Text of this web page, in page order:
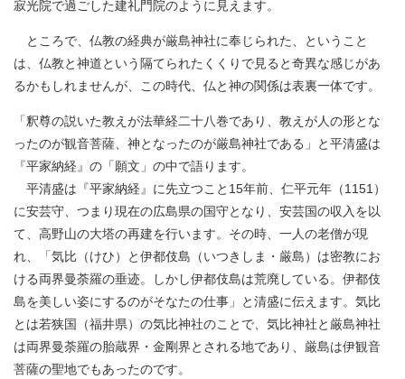
寂光院で過ごした建礼門院のように見えます。
ところで、仏教の経典が厳島神社に奉じられた、ということ
は、仏教と神道という隔てられたくくりで見ると奇異な感じがあ
るかもしれませんが、この時代、仏と神の関係は表裏一体です。
「釈尊の説いた教えが法華経二十八巻であり、教えが人の形とな
ったのが観音菩薩、神となったのが厳島神社である」と平清盛は
『平家納経』の「願文」の中で語ります。
平清盛は『平家納経』に先立つこと15年前、仁平元年（1151）
に安芸守、つまり現在の広島県の国守となり、安芸国の収入を以
て、高野山の大塔の再建を行います。その時、一人の老僧が現
れ、「気比（けひ）と伊都伎島（いつきしま・厳島）は密教にお
ける両界曼荼羅の垂迹。しかし伊都伎島は荒廃している。伊都伎
島を美しい姿にするのがそなたの仕事」と清盛に伝えます。気比
とは若狭国（福井県）の気比神社のことで、気比神社と厳島神社
は両界曼荼羅の胎蔵界・金剛界とされる地であり、厳島は伊観音
菩薩の聖地でもあったのです。